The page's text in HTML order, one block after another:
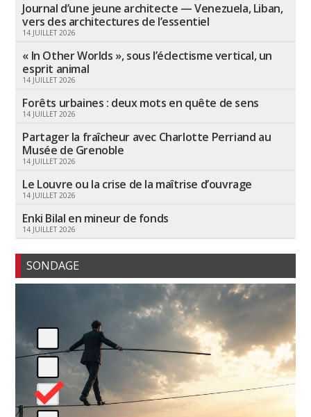
Journal d’une jeune architecte — Venezuela, Liban,
vers des architectures de l’essentiel
14 JUILLET 2026
« In Other Worlds », sous l’éclectisme vertical, un
esprit animal
14 JUILLET 2026
Forêts urbaines : deux mots en quête de sens
14 JUILLET 2026
Partager la fraîcheur avec Charlotte Perriand au
Musée de Grenoble
14 JUILLET 2026
Le Louvre ou la crise de la maîtrise d’ouvrage
14 JUILLET 2026
Enki Bilal en mineur de fonds
14 JUILLET 2026
SONDAGE